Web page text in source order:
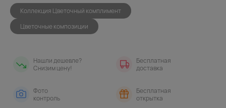
Коллекция Цветочный комплимент
Цветочные композиции
Нашли дешевле?
Снизим цену!
Бесплатная
доставка
Фото
контроль
Бесплатная
открытка